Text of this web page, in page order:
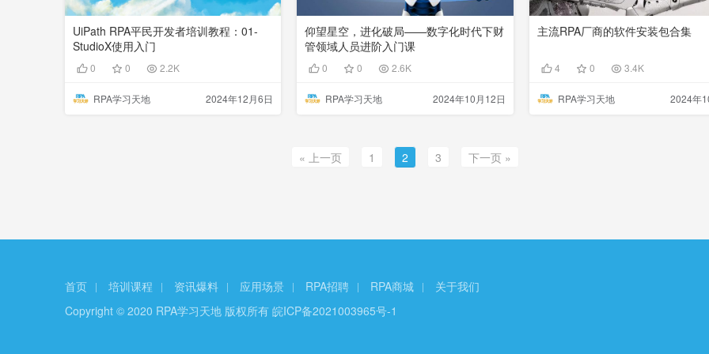
UiPath RPA平民开发者培训教程：01-
StudioX使用入门
0 0 2.2K
RPA学习天地 2024年12月6日
仰望星空，进化破局——数字化时代下财
管领域人员进阶入门课
0 0 2.6K
RPA学习天地 2024年10月12日
主流RPA厂商的软件安装包合集
4 0 3.4K
RPA学习天地 2024年
« 上一页 1 2 3 下一页 »
首页 培训课程 资讯爆料 应用场景 RPA招聘 RPA商城
关于我们
Copyright © 2020 RPA学习天地 版权所有 皖ICP备2021003965号-1